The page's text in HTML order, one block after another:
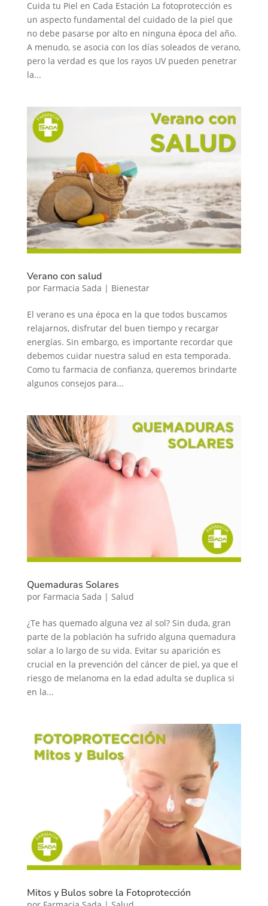
Cuida tu Piel en Cada Estación La fotoprotección es
un aspecto fundamental del cuidado de la piel que
no debe pasarse por alto en ninguna época del año.
A menudo, se asocia con los días soleados de verano,
pero la verdad es que los rayos UV pueden penetrar
la...
Verano con salud
por Farmacia Sada | Bienestar
El verano es una época en la que todos buscamos
relajarnos, disfrutar del buen tiempo y recargar
energías. Sin embargo, es importante recordar que
debemos cuidar nuestra salud en esta temporada.
Como tu farmacia de confianza, queremos brindarte
algunos consejos para...
Quemaduras Solares
por Farmacia Sada | Salud
¿Te has quemado alguna vez al sol? Sin duda, gran
parte de la población ha sufrido alguna quemadura
solar a lo largo de su vida. Evitar su aparición es
crucial en la prevención del cáncer de piel, ya que el
riesgo de melanoma en la edad adulta se duplica si
en la...
Mitos y Bulos sobre la Fotoprotección